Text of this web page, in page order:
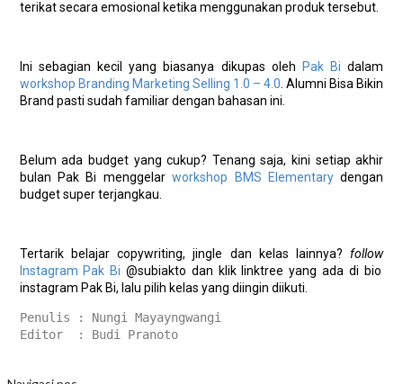
terikat secara emosional ketika menggunakan produk tersebut.
Ini sebagian kecil yang biasanya dikupas oleh Pak Bi dalam
workshop Branding Marketing Selling 1.0 – 4.0 . Alumni Bisa Bikin
Brand pasti sudah familiar dengan bahasan ini.
Belum ada budget yang cukup? Tenang saja, kini setiap akhir
bulan Pak Bi menggelarworkshop BMS Elementary dengan
budget super terjangkau.
Tertarik belajar copywriting, jingle dan kelas lainnya?follow
Instagram Pak Bi @subiakto dan klik linktree yang ada di bio
instagram Pak Bi, lalu pilih kelas yang diingin diikuti.
Penulis : Nungi Mayayngwangi
Editor  : Budi Pranoto